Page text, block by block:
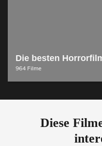
Die besten
964 Filme
Diese